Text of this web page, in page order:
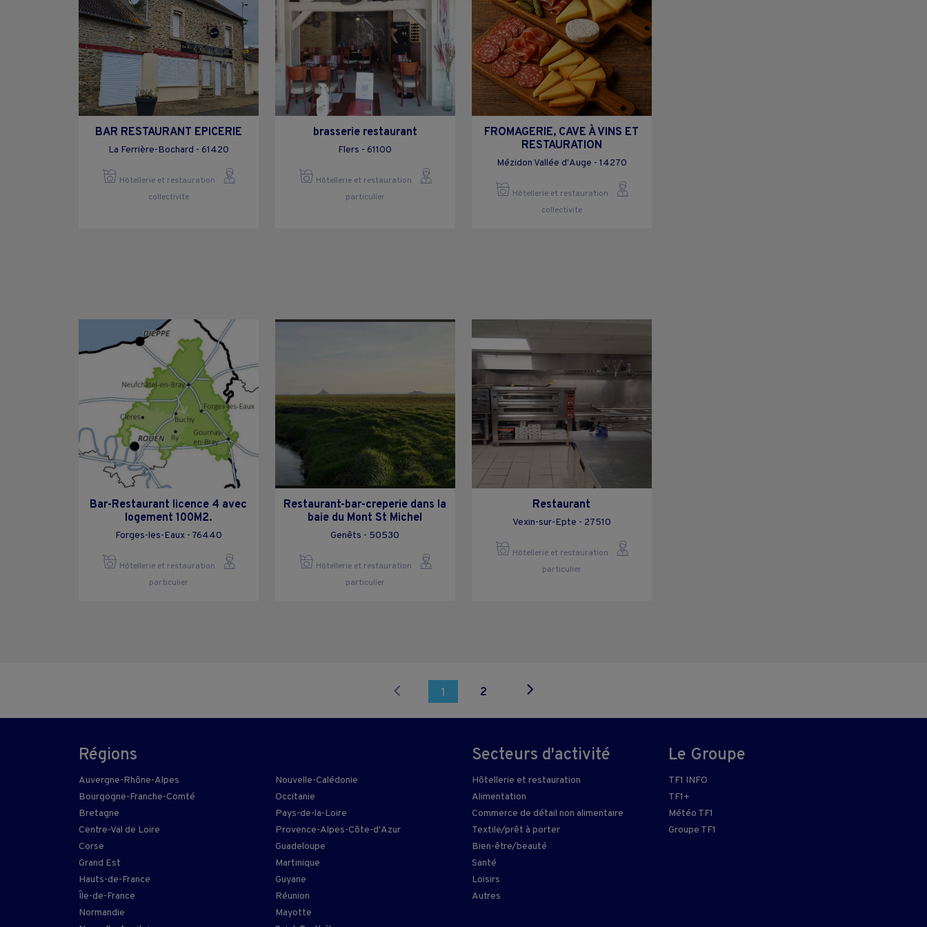
BAR RESTAURANT EPICERIE
La Ferrière-Bochard - 61420
Hôtellerie et restauration
collectivite
brasserie restaurant
Flers - 61100
Hôtellerie et restauration
particulier
FROMAGERIE, CAVE À VINS ET
RESTAURATION
Mézidon Vallée d'Auge - 14270
Hôtellerie et restauration
collectivite
Bar-Restaurant licence 4 avec
logement 100M2.
Forges-les-Eaux - 76440
Hôtellerie et restauration
particulier
Restaurant-bar-creperie dans la
baie du Mont St Michel
Genêts - 50530
Hôtellerie et restauration
particulier
Restaurant
Vexin-sur-Epte - 27510
Hôtellerie et restauration
particulier
1 2
Régions
Auvergne-Rhône-Alpes
Bourgogne-Franche-Comté
Bretagne
Centre-Val de Loire
Corse
Grand Est
Hauts-de-France
Île-de-France
Normandie
Nouvelle-Calédonie
Occitanie
Pays-de-la-Loire
Provence-Alpes-Côte-d'Azur
Guadeloupe
Martinique
Guyane
Réunion
Mayotte
Secteurs d'activité
Hôtellerie et restauration
Alimentation
Commerce de détail non alimentaire
Textile/prêt à porter
Bien-être/beauté
Santé
Loisirs
Autres
Le Groupe
TF1 INFO
TF1+
Météo TF1
Groupe TF1